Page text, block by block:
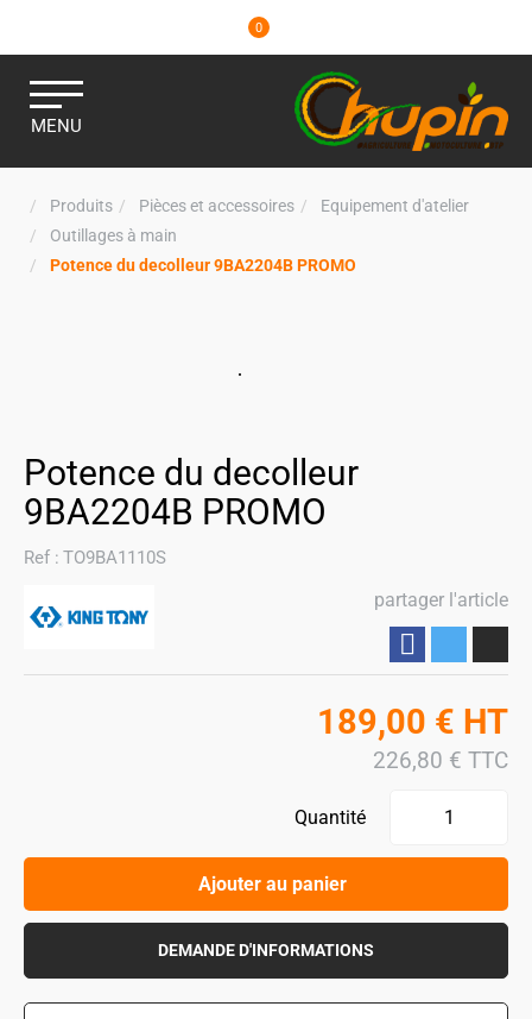
0
MENU
Produits Pièces et accessoires
Equipement d'atelier
Outillages à main
Potence du decolleur 9BA2204B PROMO
Potence du decolleur
9BA2204B PROMO
Ref : TO9BA1110S
partager l'article
189,00 € HT
226,80 € TTC
Quantité
Ajouter au panier
DEMANDE D'INFORMATIONS